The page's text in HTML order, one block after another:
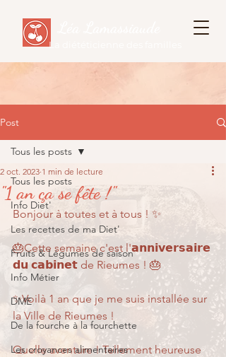
La diététicienne des familles
Post
Tous les posts
Info Diet'
Les recettes de ma Diet'
Fruits & Légumes de saison
Info Métier
DME
De la fourche à la fourchette
Les croyances alimentaires
Tous les posts
"1 an ça se fête !"
2 oct. 2023 1 min de lecture
Bonjour à toutes et à tous ! ✨
🎂Cette semaine c'est l'𝗮𝗻𝗻𝗶𝘃𝗲𝗿𝘀𝗮𝗶𝗿𝗲
𝗱𝘂 𝗰𝗮𝗯𝗶𝗻𝗲𝘁 de Rieumes ! 🎂
✨Voilà 1 an que je me suis installée sur
la Ville de Rieumes !
Quelle aventure ! Tellement heureuse